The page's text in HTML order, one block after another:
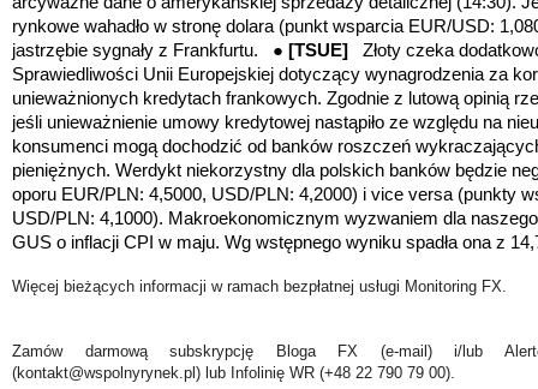
rynkowe wahadło w stronę dolara (punkt wsparcia EUR/USD:
jastrzębie sygnały z Frankfurtu. ● [TSUE]
Złoty czeka
Sprawiedliwości Unii Europejskiej dotyczący wynagrodzenia za
unieważnionych kredytach frankowych. Zgodnie z lutową opinią
jeśli unieważnienie umowy kredytowej nastąpiło ze względu na
konsumenci mogą dochodzić od banków roszczeń
pieniężnych. Werdykt niekorzystny dla polskich banków będzie
oporu EUR/PLN: 4,5000, USD/PLN: 4,2000) i vice versa (punkty
USD/PLN: 4,1000). Makroekonomicznym wyzwaniem dla
GUS o inflacji CPI w maju. Wg wstępnego wyniku spadła ona z
Więcej bieżących informacji w ramach bezpłatnej usługi Monitoring FX.
Zamów darmową subskrypcję Bloga FX (e-mail) i/lub
(kontakt@wspolnyrynek.pl) lub Infolinię WR (+48 22 790 79 00).